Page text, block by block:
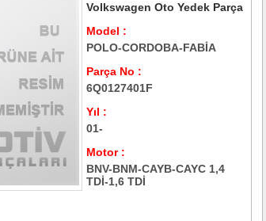
Volkswagen Oto Yedek Parça
Model :
POLO-CORDOBA-FABİA
Parça No :
6Q0127401F
Yıl :
01-
Motor :
BNV-BNM-CAYB-CAYC 1,4
TDİ-1,6 TDİ